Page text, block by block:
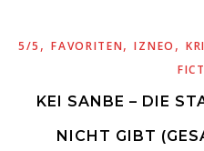
5/5 ,FAVORITEN,IZNEO ,
KEI SANBE – DIE
NICHT GIBT